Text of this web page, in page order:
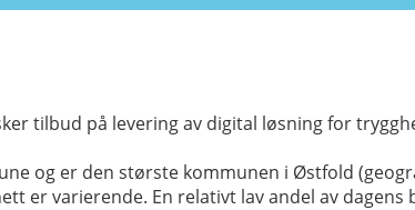
tilbud på levering av digital løsning for
og er den største kommunen i Østfold
er varierende. En relativt lav andel av